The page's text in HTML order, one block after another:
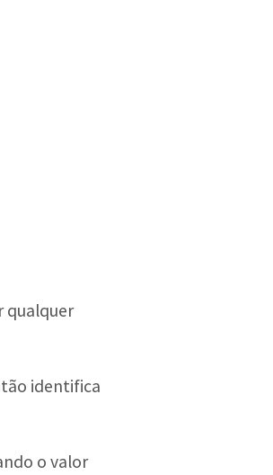
qualquer
identifica
o valor